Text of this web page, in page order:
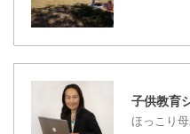
いけません！！ 数学など
も、このドイツ語は、
ら、あ～これね・・とい
う ...
子供教育
ほっこり